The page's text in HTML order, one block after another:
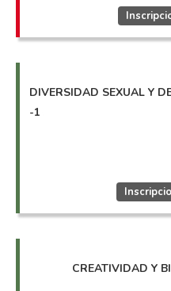
DIVERSIDAD SEXUAL Y
-1
CREATIVIDAD Y